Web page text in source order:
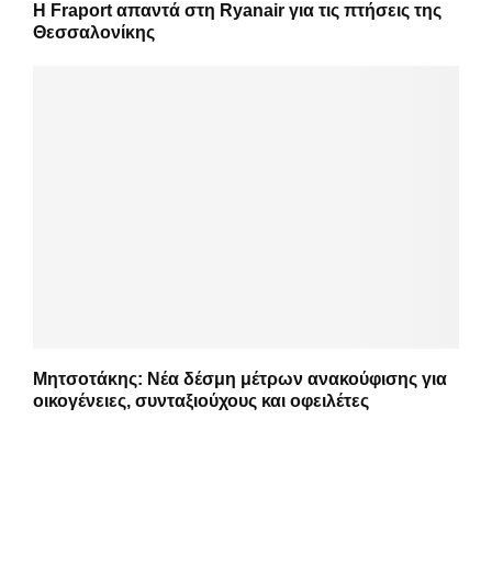
Η Fraport απαντά στη Ryanair για τις πτήσεις της
Θεσσαλονίκης
Μητσοτάκης: Νέα δέσμη μέτρων ανακούφισης για
οικογένειες, συνταξιούχους και οφειλέτες